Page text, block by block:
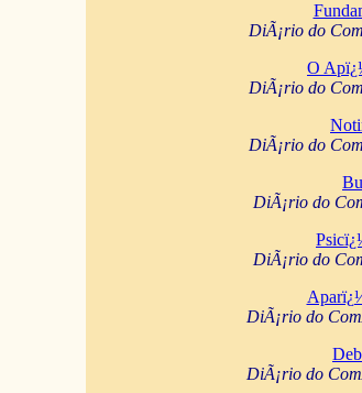
DiÃ¡rio do
O
DiÃ¡rio do
DiÃ¡rio do
DiÃ¡rio do
DiÃ¡rio do
DiÃ¡rio do
DiÃ¡rio do